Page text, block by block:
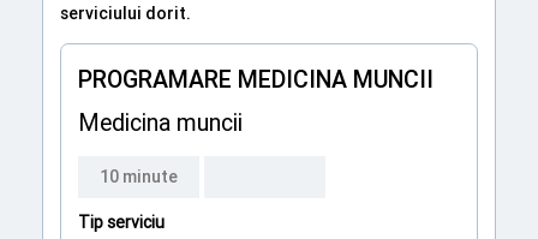
serviciului dorit.
PROGRAMARE MEDICINA MUNCII
Medicina muncii
10 minute
Tip serviciu